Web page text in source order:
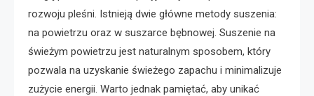
rozwoju pleśni. Istnieją dwie główne metody suszenia:
na powietrzu oraz w suszarce bębnowej. Suszenie na
świeżym powietrzu jest naturalnym sposobem, który
pozwala na uzyskanie świeżego zapachu i minimalizuje
zużycie energii. Warto jednak pamiętać, aby unikać